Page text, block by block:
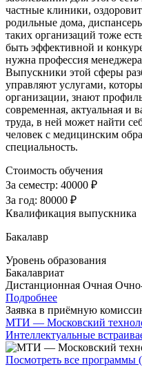
частные клиники,
родильные дома,
таких организаций тоже
быть эффективной и
нужна профессия
Выпускники этой сферы
управляют услугами,
организации, знают
современная, актуальная и
труда, в ней может найти
человек с медицинским
специальность.
Стоимость обучения
За семестр: 40000 ₽
За год: 80000 ₽
Квалификация выпускника
Бакалавр
Уровень образования
Бакалавриат
Дистанционная Очная
Подробнее
Заявка в приёмную
МТИ — Московский
Интеллектуальные
Посмотреть все программы